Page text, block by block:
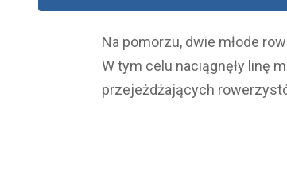
Na pomorzu, dwie młode
W tym celu naciągnęły linę
przejeżdżających